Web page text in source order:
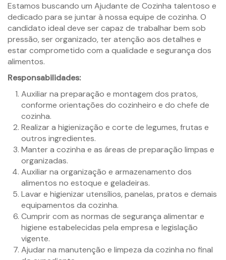
Estamos buscando um Ajudante de Cozinha talentoso e
dedicado para se juntar à nossa equipe de cozinha. O
candidato ideal deve ser capaz de trabalhar bem sob
pressão, ser organizado, ter atenção aos detalhes e
estar comprometido com a qualidade e segurança dos
alimentos.
Responsabilidades:
Auxiliar na preparação e montagem dos pratos,
conforme orientações do cozinheiro e do chefe de
cozinha.
Realizar a higienização e corte de legumes, frutas e
outros ingredientes.
Manter a cozinha e as áreas de preparação limpas e
organizadas.
Auxiliar na organização e armazenamento dos
alimentos no estoque e geladeiras.
Lavar e higienizar utensílios, panelas, pratos e demais
equipamentos da cozinha.
Cumprir com as normas de segurança alimentar e
higiene estabelecidas pela empresa e legislação
vigente.
Ajudar na manutenção e limpeza da cozinha no final